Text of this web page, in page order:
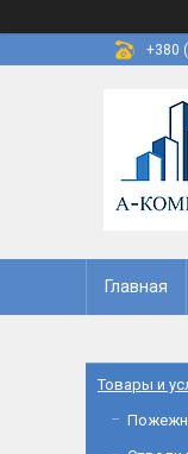
+380
Главная
Товары и